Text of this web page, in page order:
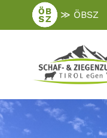
Hauptinhalt
≫ ÖBSZ